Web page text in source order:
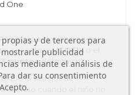
ofrece dos opciones
conectoresISOFIX
3 puntosdel vehículo.
que la silla quede
incluso cuando el niño no
y de terceros para
publicidad
mediante el análisis de
dar su consentimiento